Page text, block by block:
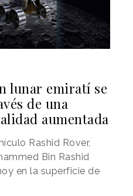
lunar emiratí se
de una
aumentada
Rashid Rover,
Bin Rashid
en la superficie de